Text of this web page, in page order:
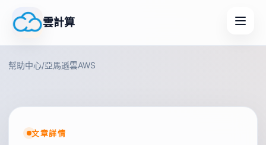
雲計算
幫助中心/亞馬遜雲AWS
文章詳情